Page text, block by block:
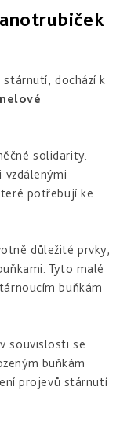
stárnutí, dochází k
solidarity.
potřebují ke
důležité prvky,
Tyto malé
buňkám
souvislosti se
buňkám
projevů stárnutí